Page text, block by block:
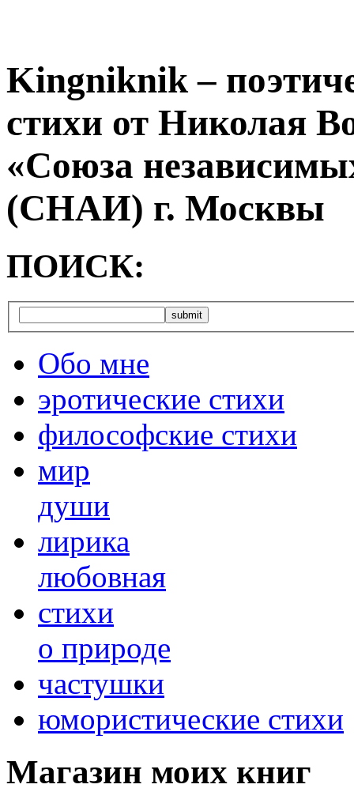
Kingniknik –
стихи от Николая
«Союза
(СНАИ) г. Москвы
ПОИСК:
Обо мне
эротические стихи
философские стихи
мир
души
лирика
любовная
cтихи
о природе
частушки
юмористические стихи
Магазин моих книг